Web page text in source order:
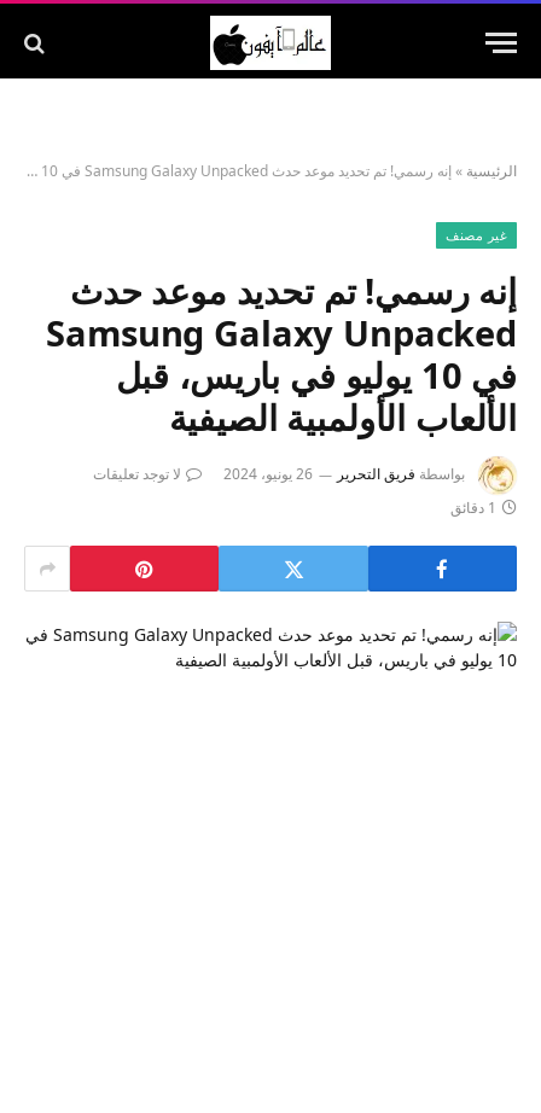
الرئيسية » إنه رسمي! تم تحديد موعد حدث Samsung Galaxy Unpacked في 10 يوليو في باريس، قبل الألعاب الأولمبية الصيفية
غير مصنف
إنه رسمي! تم تحديد موعد حدث
Samsung Galaxy Unpacked
في 10 يوليو في باريس، قبل
الألعاب الأولمبية الصيفية
بواسطة فريق التحرير 26 يونيو، 2024
لا توجد تعليقات
1 دقائق